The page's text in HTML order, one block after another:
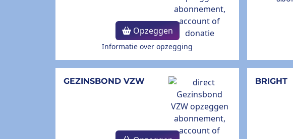
Opzeggen
Informatie over opzegging
GEZINSBOND VZW BRIGHT